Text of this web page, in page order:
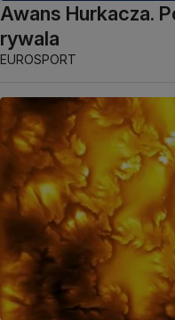
Awans Hurkacza.
rywala
EUROSPORT